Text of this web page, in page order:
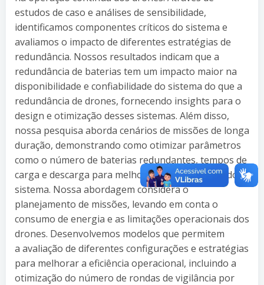
estudos de caso e análises de sensibilidade,
identificamos componentes críticos do sistema e
avaliamos o impacto de diferentes estratégias de
redundância. Nossos resultados indicam que a
redundância de baterias tem um impacto maior na
disponibilidade e confiabilidade do sistema do que a
redundância de drones, fornecendo insights para o
design e otimização desses sistemas. Além disso,
nossa pesquisa aborda cenários de missões de longa
duração, demonstrando como otimizar parâmetros
como o número de baterias redundantes, tempos de
carga e descarga para melhorar o desempenho do
sistema. Nossa abordagem considera o
planejamento de missões, levando em conta o
consumo de energia e as limitações operacionais dos
drones. Desenvolvemos modelos que permitem
a avaliação de diferentes configurações e estratégias
para melhorar a eficiência operacional, incluindo a
otimização do número de rondas de vigilância por